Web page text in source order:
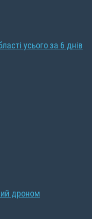
усього за 6 днів
дроном